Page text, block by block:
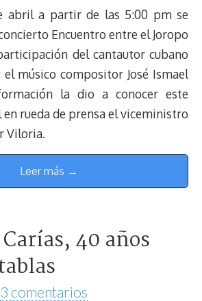
abril a partir de las 5:00 pm se
Encuentro entre el Joropo
del cantautor cubano
músico compositor José Ismael
la dio a conocer este
rueda de prensa el viceministro
Viloria.
Leer más →
40 años
3 comentarios